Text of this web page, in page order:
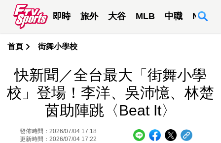
即時 旅外 大谷 MLB 中職 NBA
首頁 街舞小學校
快新聞／全台最大「街舞小學
校」登場！李洋、吳沛憶、林楚
茵助陣跳〈Beat It〉
發佈時間：2026/07/04 17:18
更新時間：2026/07/04 17:22